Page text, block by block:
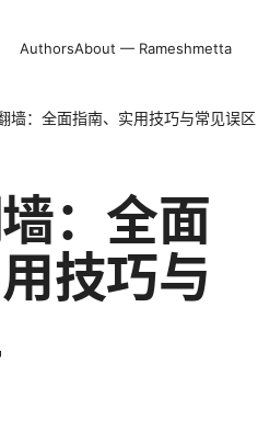
AuthorsAbout — Rameshmetta
墙：全面指南、实用技巧与常见误区
：全面
技巧与